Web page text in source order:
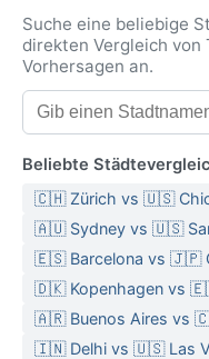
Suche eine beliebige
direkten Vergleich von
Vorhersagen an.
Beliebte
🇨🇭 Zürich vs 🇺🇸
🇦🇺 Sydney vs 🇺🇸
🇪🇸 Barcelona vs 🇯🇵
🇩🇰 Kopenhagen vs
🇦🇷 Buenos Aires vs
🇮🇳 Delhi vs 🇺🇸 Las